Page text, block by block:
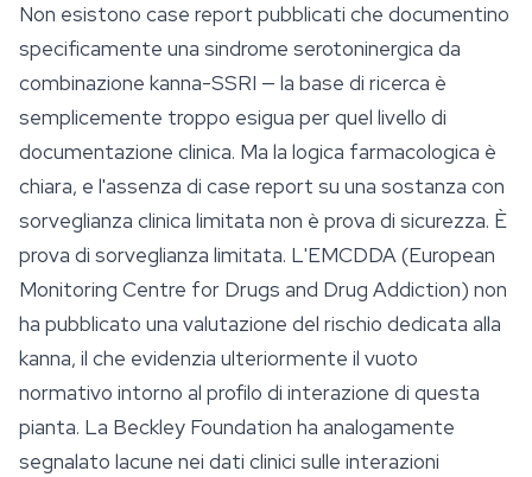
Non esistono case report pubblicati che documentino
specificamente una sindrome serotoninergica da
combinazione kanna-SSRI — la base di ricerca è
semplicemente troppo esigua per quel livello di
documentazione clinica. Ma la logica farmacologica è
chiara, e l'assenza di case report su una sostanza con
sorveglianza clinica limitata non è prova di sicurezza. È
prova di sorveglianza limitata. L'EMCDDA (European
Monitoring Centre for Drugs and Drug Addiction) non
ha pubblicato una valutazione del rischio dedicata alla
kanna, il che evidenzia ulteriormente il vuoto
normativo intorno al profilo di interazione di questa
pianta. La Beckley Foundation ha analogamente
segnalato lacune nei dati clinici sulle interazioni